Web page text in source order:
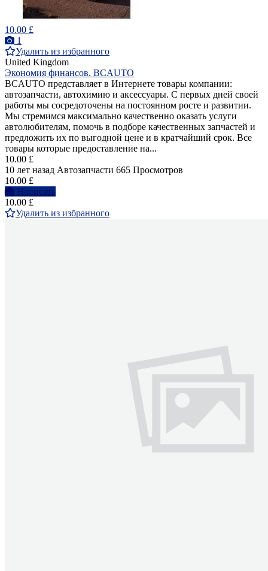
10.00 £
1
Удалить из избранного
United Kingdom
Экономия финансов. BCAUTO
BCAUTO представляет в Интернете товары компании:
автозапчасти, автохимию и аксессуары. С первых дней своей
работы мы сосредоточены на постоянном росте и развитии.
Мы стремимся максимально качественно оказать услуги
автолюбителям, помочь в подборе качественных запчастей и
предложить их по выгодной цене и в кратчайший срок. Все
товары которые предоставление на...
10.00 £
10 лет назад Автозапчасти 665 Просмотров
10.00 £
Написать
10.00 £
Удалить из избранного